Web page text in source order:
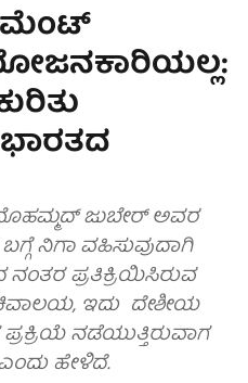
ಜುಬೇರ್ ಅವರ
ನಿಗಾ ವಹಿಸುವುದಾಗಿ
ಪ್ರತಿಕ್ರಿಯಿಸಿರುವ
ಇದು ದೇಶೀಯ
ನಡೆಯುತ್ತಿರುವಾಗ
ಹೇಳಿದೆ.